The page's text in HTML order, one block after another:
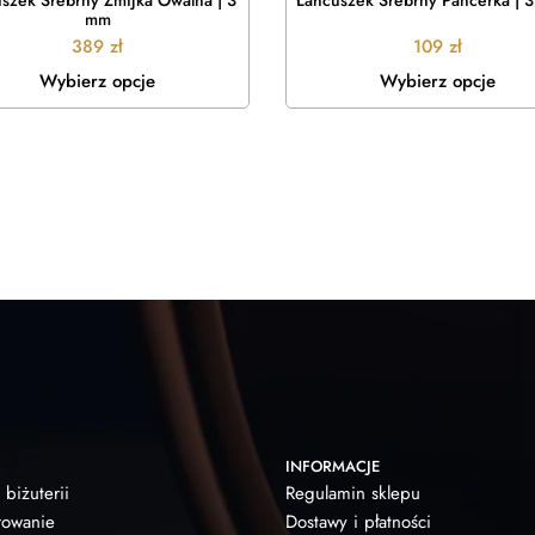
mm
389 zł
Wybierz opcje
109 zł
Wybierz opcje
biżuterii
INFORMACJE
Regulamin sklepu
Dostawy i płatności